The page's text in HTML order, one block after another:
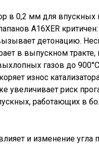
в 0,2 мм для впускных
A16XER
детонацию.
в выпускном
газов до
износ
увеличивает риск
работающих в
и изменение угла